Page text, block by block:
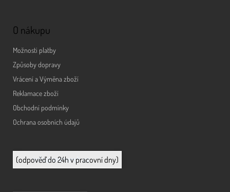
O nákupu
Možnosti platby
Způsoby dopravy
Vrácení a Výměna zboží
Reklamace zboží
Obchodní podmínky
Ochrana osobních údajů
info@animerch.cz
(odpověď do 24h v pracovní dny)